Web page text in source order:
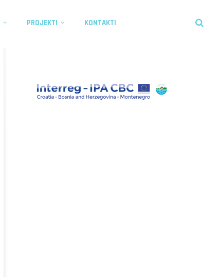
PROJEKTI KONTAKTI